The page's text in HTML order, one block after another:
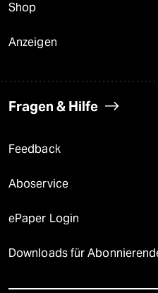
Shop
Anzeigen
Fragen & Hilfe
Feedback
Aboservice
ePaper Login
Downloads für